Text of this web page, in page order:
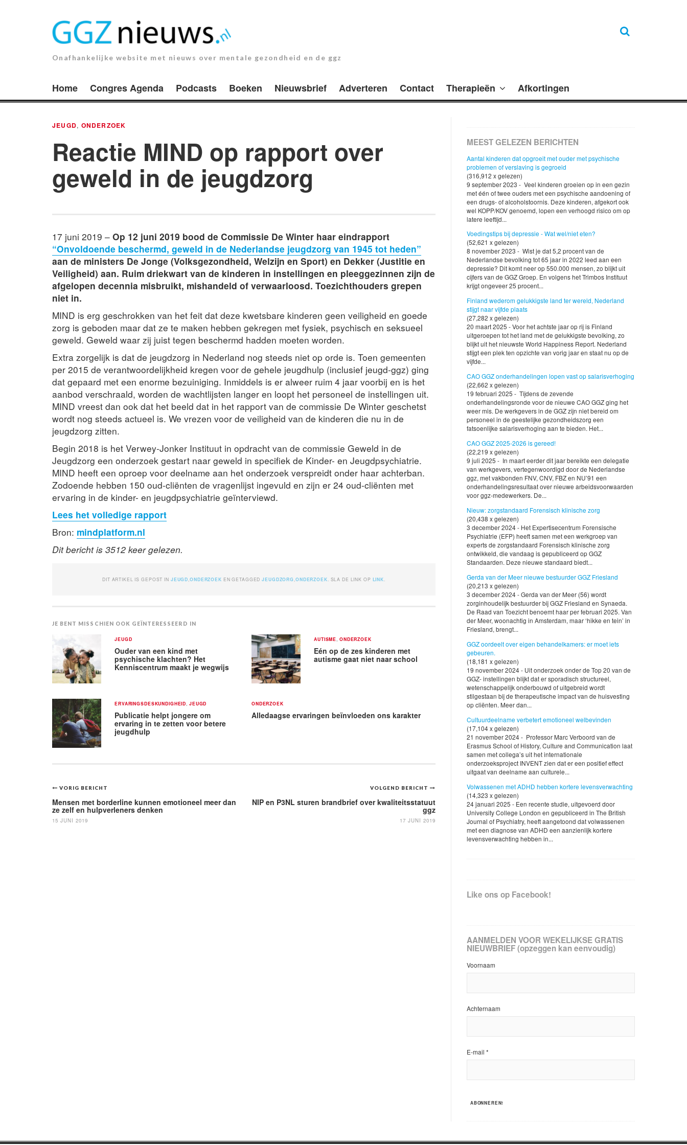
Onafhankelijke website met nieuws over mentale gezondheid en de ggz
Home Congres Agenda Podcasts Boeken Nieuwsbrief Adverteren Contact Therapieën Afkortingen
JEUGD, ONDERZOEK
Reactie MIND op rapport over
geweld in de jeugdzorg
17 juni 2019 – Op 12 juni 2019 bood de Commissie De Winter haar eindrapport
“Onvoldoende beschermd, geweld in de Nederlandse jeugdzorg van 1945 tot heden”
aan de ministers De Jonge (Volksgezondheid, Welzijn en Sport) en Dekker (Justitie en
Veiligheid) aan. Ruim driekwart van de kinderen in instellingen en pleeggezinnen zijn de
afgelopen decennia misbruikt, mishandeld of verwaarloosd. Toezichthouders grepen
niet in.
MIND is erg geschrokken van het feit dat deze kwetsbare kinderen geen veiligheid en goede
zorg is geboden maar dat ze te maken hebben gekregen met fysiek, psychisch en seksueel
geweld. Geweld waar zij juist tegen beschermd hadden moeten worden.
Extra zorgelijk is dat de jeugdzorg in Nederland nog steeds niet op orde is. Toen gemeenten
per 2015 de verantwoordelijkheid kregen voor de gehele jeugdhulp (inclusief jeugd-ggz) ging
dat gepaard met een enorme bezuiniging. Inmiddels is er alweer ruim 4 jaar voorbij en is het
aanbod verschraald, worden de wachtlijsten langer en loopt het personeel de instellingen uit.
MIND vreest dan ook dat het beeld dat in het rapport van de commissie De Winter geschetst
wordt nog steeds actueel is. We vrezen voor de veiligheid van de kinderen die nu in de
jeugdzorg zitten.
Begin 2018 is het Verwey-Jonker Instituut in opdracht van de commissie Geweld in de
Jeugdzorg een onderzoek gestart naar geweld in specifiek de Kinder- en Jeugdpsychiatrie.
MIND heeft een oproep voor deelname aan het onderzoek verspreidt onder haar achterban.
Zodoende hebben 150 oud-cliënten de vragenlijst ingevuld en zijn er 24 oud-cliënten met
ervaring in de kinder- en jeugdpsychiatrie geïnterviewd.
Lees het volledige rapport
Bron: mindplatform.nl
Dit bericht is 3512 keer gelezen.
DIT ARTIKEL IS GEPOST IN JEUGD ,ONDERZOEK EN GETAGGEDJEUGDZORG ONDERZOEK . SLA DE LINK OP LINK
JE BENT MISSCHIEN OOK GEÏNTERESSEERD IN
JEUGD
Ouder van een kind met
psychische klachten? Het
Kenniscentrum maakt je wegwijs
AUTISME ONDERZOEK
Eén op de zes kinderen met
autisme gaat niet naar school
ERVARINGSDESKUNDIGHEID JEUGD
Publicatie helpt jongere om
ervaring in te zetten voor betere
jeugdhulp
ONDERZOEK
Alledaagse ervaringen beïnvloeden ons karakter
Bericht
navigatie
VOLGEND BERICHT
NIP en P3NL sturen brandbrief over kwaliteitsstatuut
ggz
17 JUNI 2019
VORIG BERICHT
Mensen met borderline kunnen emotioneel meer dan
ze zelf en hulpverleners denken
15 JUNI 2019
MEEST GELEZEN BERICHTEN
Aantal kinderen dat opgroeit met ouder met psychische
problemen of verslaving is gegroeid
(316,912 x gelezen)
9 september 2023 - Veel kinderen groeien op in een gezin
met één of twee ouders met een psychische aandoening of
een drugs- of alcoholstoornis. Deze kinderen, afgekort ook
wel KOPP/KOV genoemd, lopen een verhoogd risico om op
latere leeftijd...
Voedingstips bij depressie - Wat wel/niet eten?
(52,621 x gelezen)
8 november 2023 - Wist je dat 5,2 procent van de
Nederlandse bevolking tot 65 jaar in 2022 leed aan een
depressie? Dit komt neer op 550.000 mensen, zo blijkt uit
cijfers van de GGZ Groep. En volgens het Trimbos Instituut
krijgt ongeveer 25 procent...
Finland wederom gelukkigste land ter wereld, Nederland
stijgt naar vijfde plaats
(27,282 x gelezen)
20 maart 2025 - Voor het achtste jaar op rij is Finland
uitgeroepen tot het land met de gelukkigste bevolking, zo
blijkt uit het nieuwste World Happiness Report. Nederland
stijgt een plek ten opzichte van vorig jaar en staat nu op de
vijfde...
CAO GGZ onderhandelingen lopen vast op salarisverhoging
(22,662 x gelezen)
19 februari 2025 - Tijdens de zevende
onderhandelingsronde voor de nieuwe CAO GGZ ging het
weer mis. De werkgevers in de GGZ zijn niet bereid om
personeel in de geestelijke gezondheidszorg een
fatsoenlijke salarisverhoging aan te bieden. Het...
CAO GGZ 2025-2026 is gereed!
(22,219 x gelezen)
9 juli 2025 - In maart eerder dit jaar bereikte een delegatie
van werkgevers, vertegenwoordigd door de Nederlandse
ggz, met vakbonden FNV, CNV, FBZ en NU’91 een
onderhandelingsresultaat over nieuwe arbeidsvoorwaarden
voor ggz-medewerkers. De...
Nieuw: zorgstandaard Forensisch klinische zorg
(20,438 x gelezen)
3 december 2024 - Het Expertisecentrum Forensische
Psychiatrie (EFP) heeft samen met een werkgroep van
experts de zorgstandaard Forensisch klinische zorg
ontwikkeld, die vandaag is gepubliceerd op GGZ
Standaarden. Deze nieuwe standaard biedt...
Gerda van der Meer nieuwe bestuurder GGZ Friesland
(20,213 x gelezen)
3 december 2024 - Gerda van der Meer (56) wordt
zorginhoudelijk bestuurder bij GGZ Friesland en Synaeda.
De Raad van Toezicht benoemt haar per februari 2025. Van
der Meer, woonachtig in Amsterdam, maar ‘hikke en tein’ in
Friesland, brengt...
GGZ oordeelt over eigen behandelkamers: er moet iets
gebeuren.
(18,181 x gelezen)
19 november 2024 - Uit onderzoek onder de Top 20 van de
GGZ- instellingen blijkt dat er sporadisch structureel,
wetenschappelijk onderbouwd of uitgebreid wordt
stilgestaan bij de therapeutische impact van de huisvesting
op cliënten. Meer dan...
Cultuurdeelname verbetert emotioneel welbevinden
(17,104 x gelezen)
21 november 2024 - Professor Marc Verboord van de
Erasmus School of History, Culture and Communication laat
samen met collega’s uit het internationale
onderzoeksproject INVENT zien dat er een positief effect
uitgaat van deelname aan culturele...
Volwassenen met ADHD hebben kortere levensverwachting
(14,323 x gelezen)
24 januari 2025 - Een recente studie, uitgevoerd door
University College London en gepubliceerd in The British
Journal of Psychiatry, heeft aangetoond dat volwassenen
met een diagnose van ADHD een aanzienlijk kortere
levensverwachting hebben in...
Like ons op Facebook!
AANMELDEN VOOR WEKELIJKSE GRATIS
NIEUWBRIEF (opzeggen kan eenvoudig)
Voornaam
Achternaam
E-mail *